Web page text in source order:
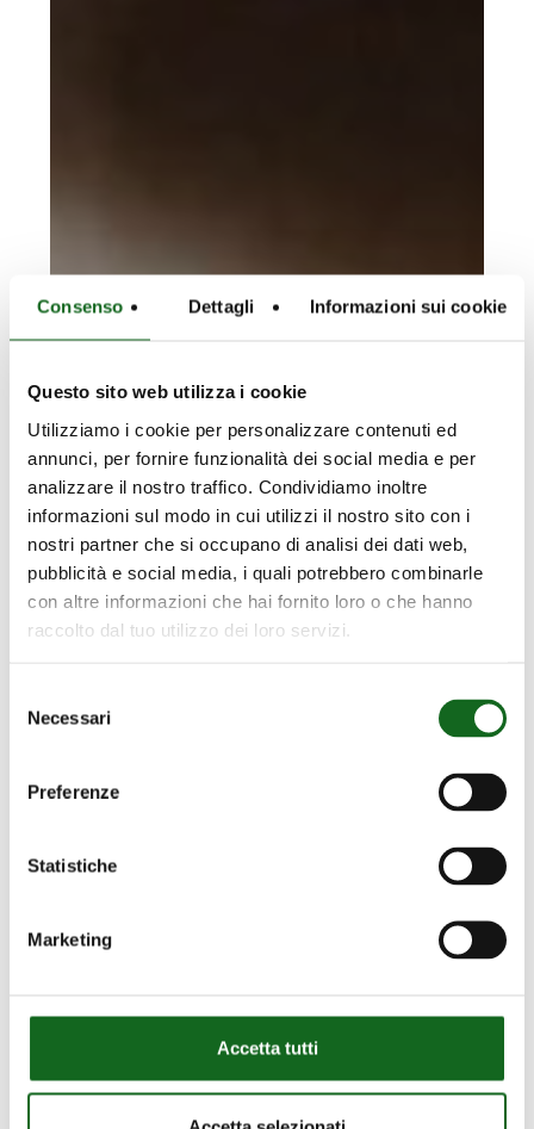
Consenso Dettagli Informazioni sui cookie
Questo sito web utilizza i cookie
Utilizziamo i cookie per personalizzare contenuti ed
annunci, per fornire funzionalità dei social media e per
analizzare il nostro traffico. Condividiamo inoltre
informazioni sul modo in cui utilizzi il nostro sito con i
nostri partner che si occupano di analisi dei dati web,
pubblicità e social media, i quali potrebbero combinarle
con altre informazioni che hai fornito loro o che hanno
raccolto dal tuo utilizzo dei loro servizi.
delNecessari
Preferenze
Statistiche
Marketing
Accetta tutti
BOMBEO
DE
DE
MIJAS
CAMPO DE GOLF MIJAS GOLF